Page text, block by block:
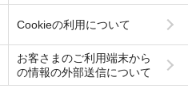
Cookieの利用について
お客さまのご利用端末から
の情報の外部送信について